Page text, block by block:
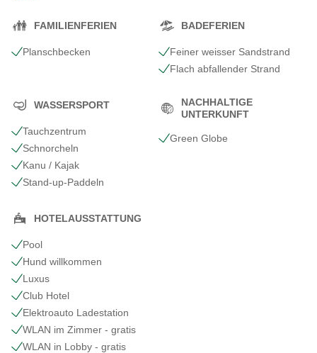
FAMILIENFERIEN
Planschbecken
BADEFERIEN
Feiner weisser Sandstrand
Flach abfallender Strand
WASSERSPORT
Tauchzentrum
Schnorcheln
Kanu / Kajak
Stand-up-Paddeln
NACHHALTIGE
UNTERKUNFT
Green Globe
HOTELAUSSTATTUNG
Pool
Hund willkommen
Luxus
Club Hotel
Elektroauto Ladestation
WLAN im Zimmer - gratis
WLAN in Lobby - gratis